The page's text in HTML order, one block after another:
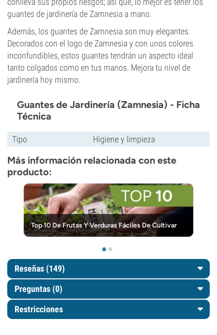
guantes de jardinería de Zamnesia a mano.
Además, los guantes de Zamnesia son muy elegantes.
Decorados con el logo de Zamnesia y con unos colores
inconfundibles, estos guantes tendrán un aspecto ideal
tanto colgados como en tus manos. Mejora tu nivel de
jardinería hoy mismo.
Guantes de Jardinería (Zamnesia) - Ficha
Técnica
Tipo Higiene y limpieza
Más información relacionada con este
producto:
Top 10 De Frutas Y Verduras Fáciles De Cultivar
Reseñas (149)
Preguntas (0)
Restricciones